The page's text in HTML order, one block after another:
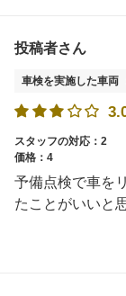
投稿者さん
車検を実施した車両
スタッフの対応：2
価格：4
予備点検で車を
たことがいいと